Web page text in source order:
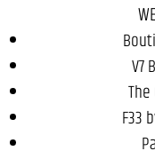
V7
F33